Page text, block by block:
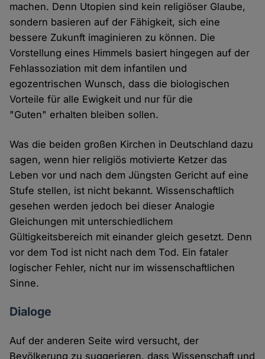
machen. Denn Utopien sind kein religiöser Glaube,
sondern basieren auf der Fähigkeit, sich eine
bessere Zukunft imaginieren zu können. Die
Vorstellung eines Himmels basiert hingegen auf der
Fehlassoziation mit dem infantilen und
egozentrischen Wunsch, dass die biologischen
Vorteile für alle Ewigkeit und nur für die
"Guten" erhalten bleiben sollen.
Was die beiden großen Kirchen in Deutschland dazu
sagen, wenn hier religiös motivierte Ketzer das
Leben vor und nach dem Jüngsten Gericht auf eine
Stufe stellen, ist nicht bekannt. Wissenschaftlich
gesehen werden jedoch bei dieser Analogie
Gleichungen mit unterschiedlichem
Gültigkeitsbereich mit einander gleich gesetzt. Denn
vor dem Tod ist nicht nach dem Tod. Ein fataler
logischer Fehler, nicht nur im wissenschaftlichen
Sinne.
Dialoge
Auf der anderen Seite wird versucht, der
Bevölkerung zu suggerieren, dass Wissenschaft und